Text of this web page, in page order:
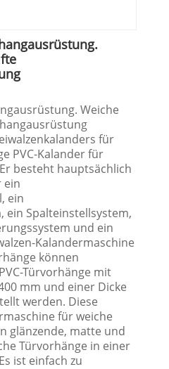
Weiche
für
PVC-Kalander für
besteht hauptsächlich
ein
ein
Spalteinstellsystem,
und ein
Kalandermaschine
können
Türvorhänge mit
mm und einer Dicke
werden. Diese
für weiche
glänzende, matte und
Türvorhänge in einer
ist einfach zu